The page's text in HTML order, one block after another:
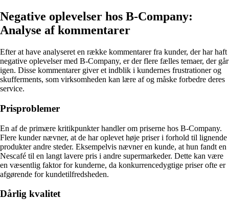
Negative oplevelser hos B-Company:
Analyse af kommentarer
Efter at have analyseret en række kommentarer fra kunder, der har haft
negative oplevelser med B-Company, er der flere fælles temaer, der går
igen. Disse kommentarer giver et indblik i kundernes frustrationer og
skufferments, som virksomheden kan lære af og måske forbedre deres
service.
Prisproblemer
En af de primære kritikpunkter handler om priserne hos B-Company.
Flere kunder nævner, at de har oplevet høje priser i forhold til lignende
produkter andre steder. Eksempelvis nævner en kunde, at hun fandt en
Nescafé til en langt lavere pris i andre supermarkeder. Dette kan være
en væsentlig faktor for kunderne, da konkurrencedygtige priser ofte er
afgørende for kundetilfredsheden.
Dårlig kvalitet